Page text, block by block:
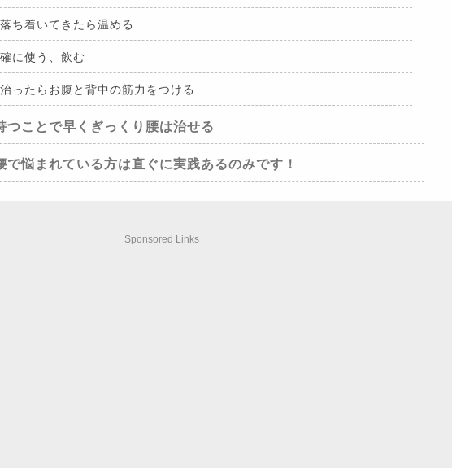
ち着いてきたら温める
に使う、飲む
ったらお腹と背中の筋力をつける
つことで早くぎっくり腰は治せる
で悩まれている方は直ぐに実践あるのみです！
Sponsored Links